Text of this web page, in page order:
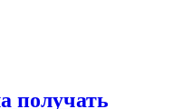
получать